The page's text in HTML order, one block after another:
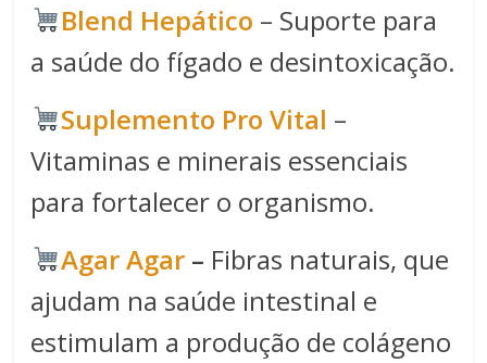
Blend Hepático – Suporte para
a saúde do fígado e desintoxicação.
Suplemento Pro Vital –
Vitaminas e minerais essenciais
para fortalecer o organismo.
Agar Agar– Fibras naturais, que
ajudam na saúde intestinal e
estimulam a produção de colágeno